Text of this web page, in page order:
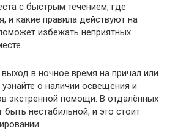
с быстрым течением, где
и какие правила действуют на
избежать неприятных
в ночное время на причал или
о наличии освещения и
экстренной помощи. В отдалённых
нестабильной, и это стоит